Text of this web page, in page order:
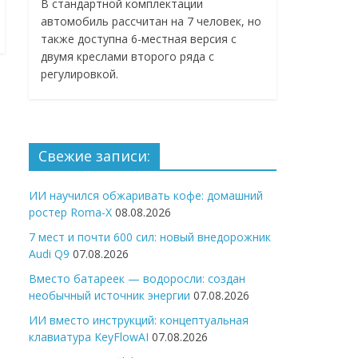
В стандартной комплектации
автомобиль рассчитан на 7 человек, но
также доступна 6-местная версия с
двумя креслами второго ряда с
регулировкой.
Свежие записи:
ИИ научился обжаривать кофе: домашний
ростер Roma-X 08.08.2026
7 мест и почти 600 сил: новый внедорожник
Audi Q9 07.08.2026
Вместо батареек — водоросли: создан
необычный источник энергии 07.08.2026
ИИ вместо инструкций: концептуальная
клавиатура KeyFlowAI 07.08.2026